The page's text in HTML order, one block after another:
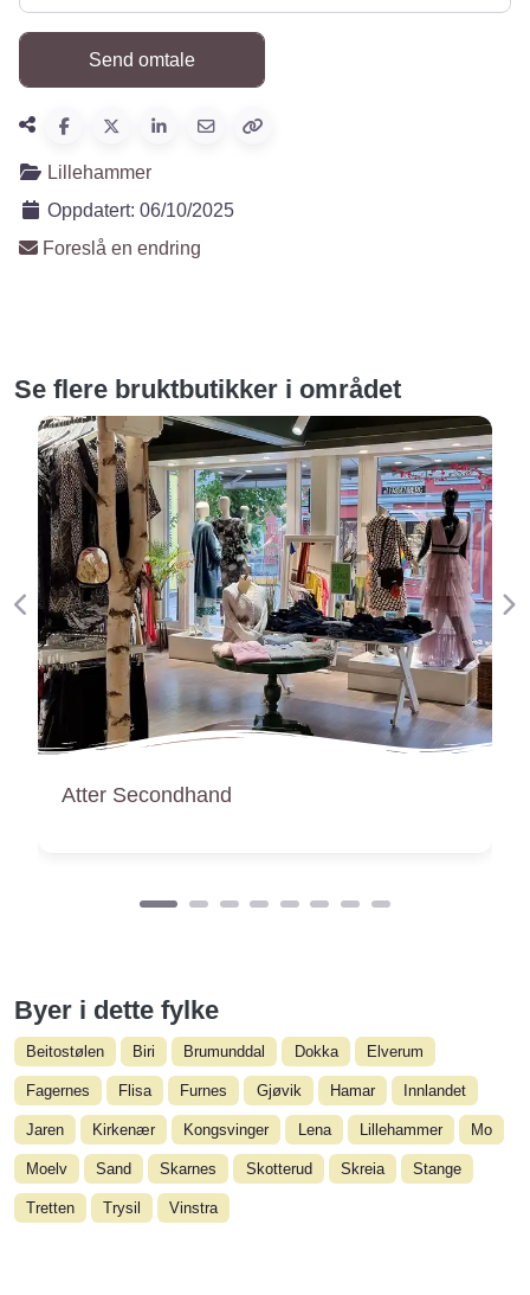
Lillehammer
Oppdatert: 06/10/2025
Foreslå en endring
Se flere bruktbutikker i området
Elle Melle Ting
Forige
Byer i dette fylke
Beitostølen Biri Brumunddal Dokka Elverum
Fagernes Flisa Furnes Gjøvik Hamar Innlandet
Jaren Kirkenær Kongsvinger Lena Lillehammer Mo
Moelv Sand Skarnes Skotterud Skreia Stange
Tretten Trysil Vinstra